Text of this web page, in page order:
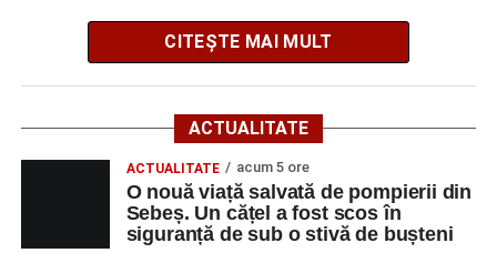
Potrivit informațiilor transmise de polițiști, în jurul orei
09:39, Poliția Municipiului Sebeș a fost sesizată, prin
SNUAU 112, cu privire la producerea unui eveniment
rutier soldat cu victime.
La fața locului s-au deplasat polițiștii rutieri, care au
stabilit că un bărbat de 53 de ani, din Sebeș, conducea o
CITEȘTE MAI MULT
ACTUALITATE
ACTUALITATE acum 5 ore
O nouă viață salvată de pompierii din
Sebeș. Un cățel a fost scos în
siguranță de sub o stivă de bușteni